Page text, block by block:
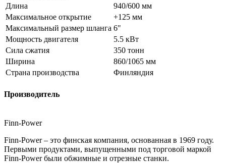
Длина
940/600 мм
Максимальное открытие
+125 мм
Максимальный размер шланга 6"
Мощность двигателя
5.5 кВт
Сила сжатия
350 тонн
Ширина
860/1065 мм
Страна производства
Финляндия
Производитель
Finn-Power
Finn-Power – это финская компания, основанная в 1969 году.
Первыми продуктами, выпущенными под торговой маркой
Finn-Power были обжимные и отрезные станки.